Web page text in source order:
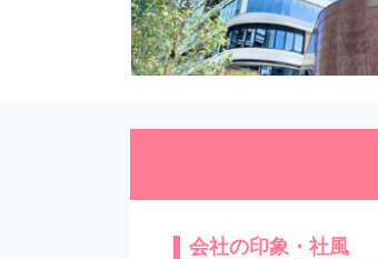
会社の印象・社風